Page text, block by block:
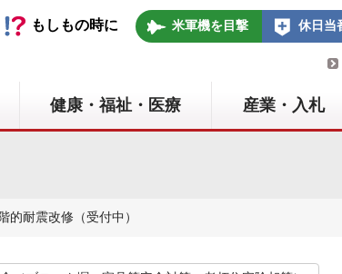
いの町
もしもの時に 米軍機を目撃 休日当
健康・福祉・医療 産業・入札
的耐震改修（受付中）